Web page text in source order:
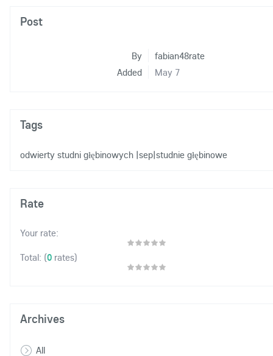
Post
By
fabian48rate
Added
May 7
Tags
odwierty studni głębinowych |sep|studnie głębinowe
Rate
Your rate:
Total: (0 rates)
Archives
All